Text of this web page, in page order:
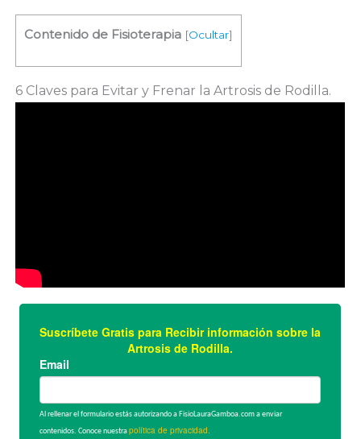
Contenido de Fisioterapia [Ocultar]
6 Claves para Evitar y Frenar la Artrosis de Rodilla.